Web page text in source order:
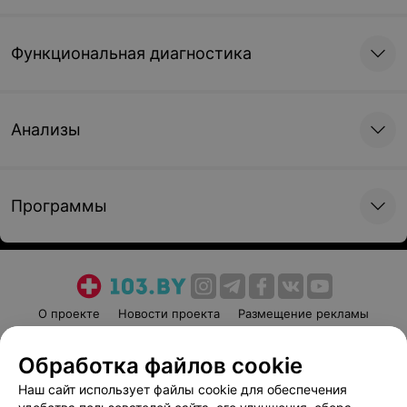
Функциональная диагностика
Анализы
Программы
О проекте Новости проекта
Размещение рекламы
Пользовательское соглашение
Способы оплаты
Вакансии
Партнеры
Обработка файлов cookie
Наш сайт использует файлы cookie для обеспечения